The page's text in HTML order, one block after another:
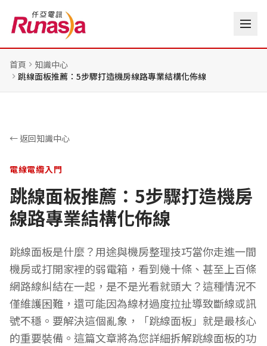
首頁
知識中心
跳線面板推薦：5步驟打造機房線路專業結構化佈線
← 返回知識中心
電線電纜入門
跳線面板推薦：5步驟打造機房
線路專業結構化佈線
跳線面板是什麼？用途與機房整理技巧當你走進一間
機房或打開家裡的弱電箱，看到幾十條、甚至上百條
網路線糾結在一起，是不是光看就頭大？這種情況不
僅維護困難，還可能因為線材過度拉扯導致斷線或訊
號不穩。要解決這個亂象，「跳線面板」就是最核心
的重要裝備。這篇文章將為您詳細拆解跳線面板的功